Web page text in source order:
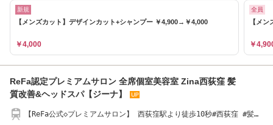
新規
【メンズカット】デザインカット+シャンプー ￥4,900→￥4,000
￥4,000
全員
【メ
￥
ReFa認定プレミアムサロン 全席個室美容室 Zina西荻窪 髪
質改善&ヘッドスパ【ジーナ】
【ReFa公式◇プレミアムサロン】 西荻窪駅より徒歩10秒#西荻窪 #髪質